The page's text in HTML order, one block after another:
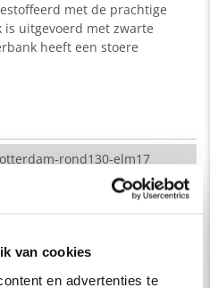
van cookies
en advertenties te
met de prachtige
is uitgevoerd met zwarte
heeft een stoere
voor een industrieel als een
afwijken van de
rond130-elm17